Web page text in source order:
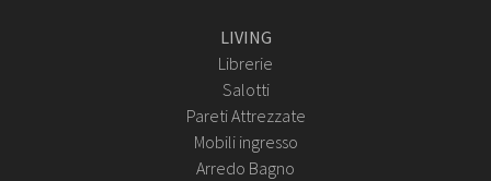
LIVING
Librerie
Salotti
Pareti Attrezzate
Mobili ingresso
Arredo Bagno